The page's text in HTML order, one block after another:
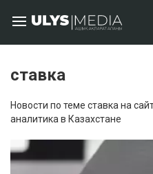
ставка
Новости по теме ставка на
аналитика в Казахстане